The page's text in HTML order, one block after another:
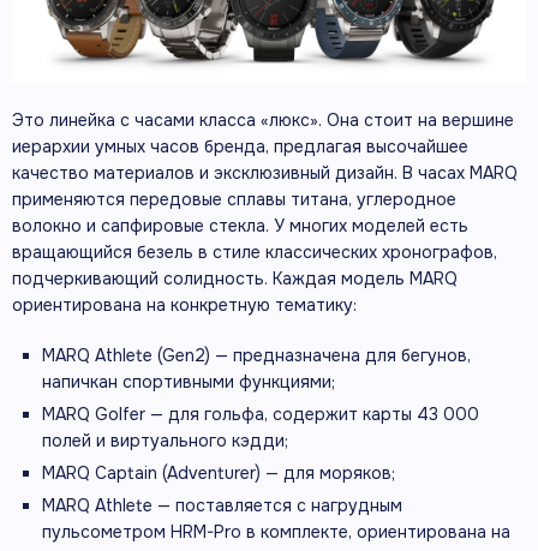
Это линейка с часами класса «люкс». Она стоит на вершине
иерархии умных часов бренда, предлагая высочайшее
качество материалов и эксклюзивный дизайн. В часах MARQ
применяются передовые сплавы титана, углеродное
волокно и сапфировые стекла. У многих моделей есть
вращающийся безель в стиле классических хронографов,
подчеркивающий солидность. Каждая модель MARQ
ориентирована на конкретную тематику:
MARQ Athlete (Gen2) — предназначена для бегунов,
напичкан спортивными функциями;
MARQ Golfer — для гольфа, содержит карты 43 000
полей и виртуального кэдди;
MARQ Captain (Adventurer) — для моряков;
MARQ Athlete — поставляется с нагрудным
пульсометром HRM-Pro в комплекте, ориентирована на